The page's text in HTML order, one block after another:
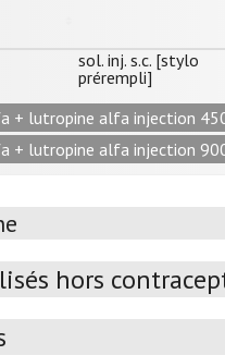
sol. inj. s.c. [stylo
prérempli]
+ lutropine alfa injection
+ lutropine alfa injection
hors